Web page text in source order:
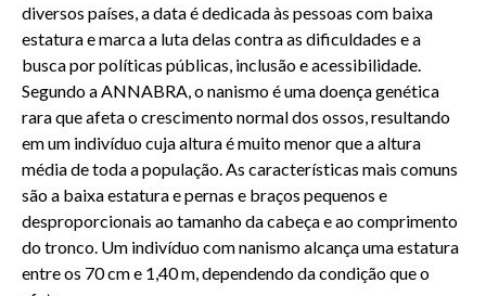
diversos países, a data é dedicada às pessoas com baixa
estatura e marca a luta delas contra as dificuldades e a
busca por políticas públicas, inclusão e acessibilidade.
Segundo a ANNABRA, o nanismo é uma doença genética
rara que afeta o crescimento normal dos ossos, resultando
em um indivíduo cuja altura é muito menor que a altura
média de toda a população. As características mais comuns
são a baixa estatura e pernas e braços pequenos e
desproporcionais ao tamanho da cabeça e ao comprimento
do tronco. Um indivíduo com nanismo alcança uma estatura
entre os 70 cm e 1,40 m, dependendo da condição que o